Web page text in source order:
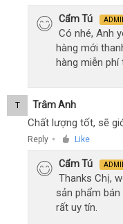
Cẩm Tú
Có nhé, Anh
hàng mới
hàng miễn phí
T Trâm Anh
Chất lượng tốt, sẽ
Reply ● Like
Cẩm Tú
Thanks Chị,
sản phẩm
rất uy tín.